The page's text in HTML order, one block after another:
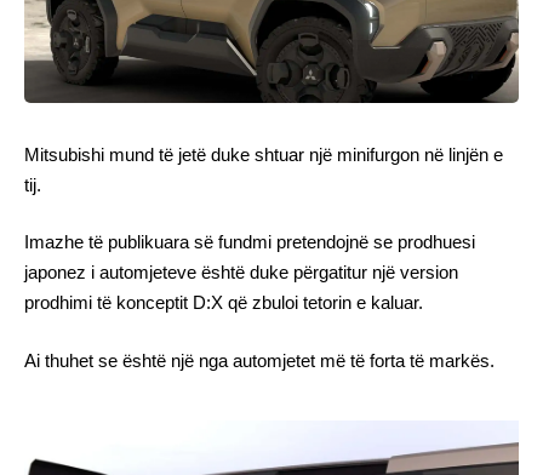
Mitsubishi mund të jetë duke shtuar një minifurgon në linjën e
tij.
Imazhe të publikuara së fundmi pretendojnë se prodhuesi
japonez i automjeteve është duke përgatitur një version
prodhimi të konceptit D:X që zbuloi tetorin e kaluar.
Ai thuhet se është një nga automjetet më të forta të markës.